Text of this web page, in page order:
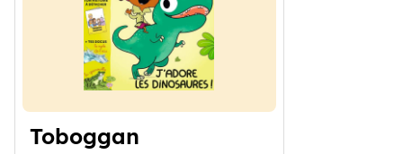
Toboggan